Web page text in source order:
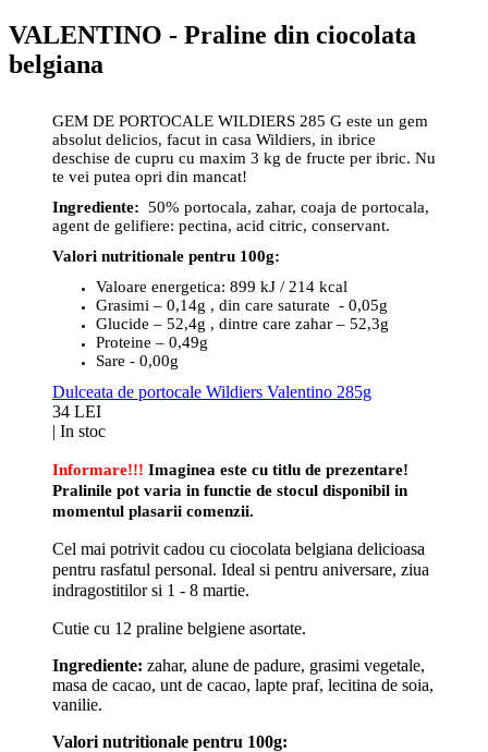
VALENTINO - Praline din ciocolata
belgiana
GEM DE PORTOCALE WILDIERS 285 G este un gem
absolut delicios, facut in casa Wildiers, in ibrice
deschise de cupru cu maxim 3 kg de fructe per ibric. Nu
te vei putea opri din mancat!
Ingrediente: 50% portocala, zahar, coaja de portocala,
agent de gelifiere: pectina, acid citric, conservant.
Valori nutritionale pentru 100g:
Valoare energetica: 899 kJ / 214 kcal
Grasimi – 0,14g , din care saturate - 0,05g
Glucide – 52,4g , dintre care zahar – 52,3g
Proteine – 0,49g
Sare - 0,00g
Dulceata de portocale Wildiers Valentino 285g
34 LEI
| In stoc
Informare!!! Imaginea este cu titlu de prezentare!
Pralinile pot varia in functie de stocul disponibil in
momentul plasarii comenzii.
Cel mai potrivit cadou cu ciocolata belgiana delicioasa
pentru rasfatul personal. Ideal si pentru aniversare, ziua
indragostitilor si 1 - 8 martie.
Cutie cu 12 praline belgiene asortate.
Ingrediente: zahar, alune de padure, grasimi vegetale,
masa de cacao, unt de cacao, lapte praf, lecitina de soia,
vanilie.
Valori nutritionale pentru 100g: